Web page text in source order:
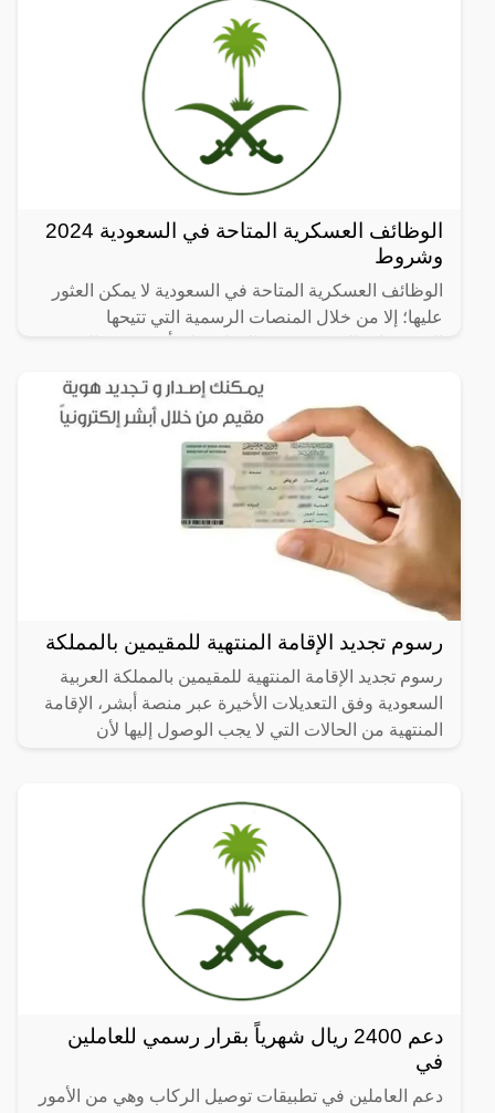
الوظائف العسكرية المتاحة في السعودية 2024
وشروط
الوظائف العسكرية المتاحة في السعودية لا يمكن العثور
عليها؛ إلا من خلال المنصات الرسمية التي تتيحها
رسوم تجديد الإقامة المنتهية للمقيمين بالمملكة
رسوم تجديد الإقامة المنتهية للمقيمين بالمملكة العربية
السعودية وفق التعديلات الأخيرة عبر منصة أبشر، الإقامة
المنتهية من الحالات التي لا يجب الوصول إليها لأن
دعم 2400 ريال شهرياً بقرار رسمي للعاملين
في
دعم العاملين في تطبيقات توصيل الركاب وهي من الأمور